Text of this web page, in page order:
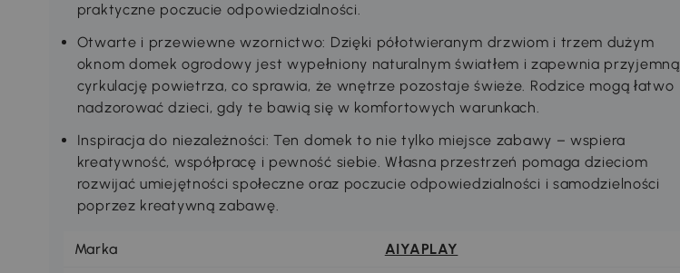
praktyczne poczucie odpowiedzialności.
Otwarte i przewiewne wzornictwo: Dzięki półotwieranym drzwiom i trzem dużym
oknom domek ogrodowy jest wypełniony naturalnym światłem i zapewnia przyjemną
cyrkulację powietrza, co sprawia, że wnętrze pozostaje świeże. Rodzice mogą łatwo
nadzorować dzieci, gdy te bawią się w komfortowych warunkach.
Inspiracja do niezależności: Ten domek to nie tylko miejsce zabawy – wspiera
kreatywność, współpracę i pewność siebie. Własna przestrzeń pomaga dzieciom
rozwijać umiejętności społeczne oraz poczucie odpowiedzialności i samodzielności
poprzez kreatywną zabawę.
Marka AIYAPLAY